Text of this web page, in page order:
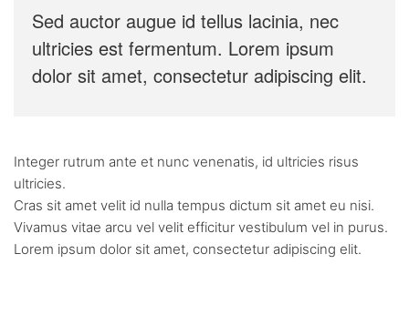
Sed auctor augue id tellus lacinia, nec
ultricies est fermentum. Lorem ipsum
dolor sit amet, consectetur adipiscing elit.
Integer rutrum ante et nunc venenatis, id ultricies risus
ultricies.
Cras sit amet velit id nulla tempus dictum sit amet eu nisi.
Vivamus vitae arcu vel velit efficitur vestibulum vel in purus.
Lorem ipsum dolor sit amet, consectetur adipiscing elit.